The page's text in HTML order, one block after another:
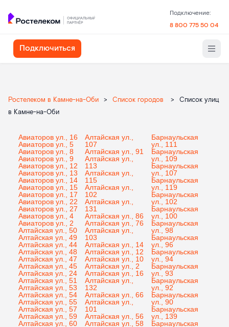
Подключение:
8 800 775 50 04
Подключиться
Ростелеком в Камне-на-Оби > Список городов >
Список улиц
в Камне-на-Оби
Авиаторов ул., 16
Авиаторов ул., 5
Авиаторов ул., 8
Авиаторов ул., 9
Авиаторов ул., 12
Авиаторов ул., 13
Авиаторов ул., 14
Авиаторов ул., 15
Авиаторов ул., 17
Авиаторов ул., 22
Авиаторов ул., 27
Авиаторов ул., 4
Авиаторов ул., 2
Алтайская ул., 50
Алтайская ул., 49
Алтайская ул., 44
Алтайская ул., 48
Алтайская ул., 47
Алтайская ул., 45
Алтайская ул., 24
Алтайская ул., 51
Алтайская ул., 53
Алтайская ул., 54
Алтайская ул., 55
Алтайская ул., 57
Алтайская ул., 59
Алтайская ул., 60
Алтайская ул.,
107
Алтайская ул., 91
Алтайская ул.,
113
Алтайская ул.,
115
Алтайская ул.,
102
Алтайская ул.,
131
Алтайская ул., 86
Алтайская ул., 76
Алтайская ул.,
103
Алтайская ул., 14
Алтайская ул., 12
Алтайская ул., 10
Алтайская ул., 2
Алтайская ул., 16
Алтайская ул.,
132
Алтайская ул., 66
Алтайская ул.,
101
Алтайская ул., 56
Алтайская ул., 58
Барнаульская
ул., 111
Барнаульская
ул., 109
Барнаульская
ул., 107
Барнаульская
ул., 119
Барнаульская
ул., 102
Барнаульская
ул., 100
Барнаульская
ул., 98
Барнаульская
ул., 96
Барнаульская
ул., 94
Барнаульская
ул., 93
Барнаульская
ул., 92
Барнаульская
ул., 90
Барнаульская
ул., 139
Барнаульская